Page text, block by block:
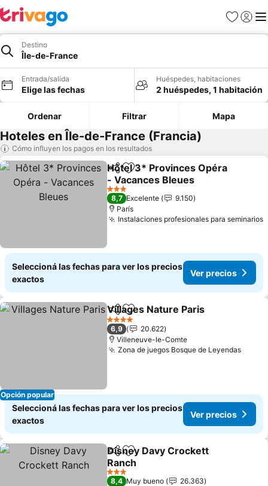
Favoritos
Iniciar
Destino
Île-de-France
Entrada/salida
Elige las fechas
Huéspedes, habitaciones
2 huéspedes, 1 habitación
Ordenar Filtrar Mapa
Hoteles en Île-de-France (Francia)
Cómo influyen los pagos en los resultados
CompartirAñadir a favoritos
Hôtel 3* Provinces Opéra
- Vacances Bleues
Ver precios
3 Estrellas
8,7 Excelente
9.150
París
Instalaciones profesionales para seminarios
Seleccioná las fechas para ver los precios
exactos
Ver precios
Opción popular
CompartirAñadir a favoritos
Villages Nature Paris
4 Estrellas
6,9
20.622
Villeneuve-le-Comte
Zona de juegos Bosque de LeyendasVer
Seleccioná las fechas para ver los precios
exactos
Ver precios
CompartirAñadir a favoritos
Disney Davy Crockett
Ranch
Ver precios
3 Estrellas
8,4 Muy bueno
26.363